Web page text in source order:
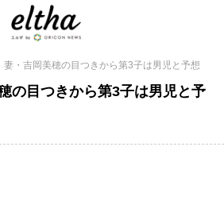
妻・吉岡美穂の目つきから第3子は男児と予想
の目つきから第3子は男児と予